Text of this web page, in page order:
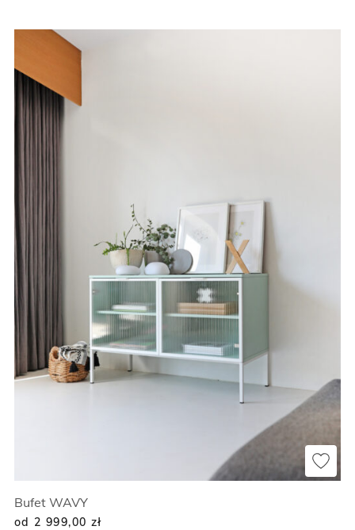
Bufet WAVY
od 2 999,00 zł